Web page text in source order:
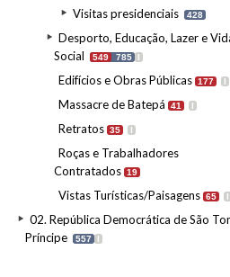
Visitas presidenciais 428
Desporto, Educação, Lazer e
Social
549 785 I
Edifícios e Obras Públicas 177 I
Massacre de Batepá 41 I
Retratos 35 I
Roças e Trabalhadores
Contratados 19
Vistas Turísticas/Paisagens 65 I
02. República Democrática de São
Príncipe
557 I